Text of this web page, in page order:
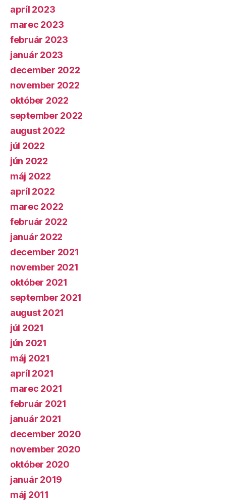
apríl 2023
marec 2023
február 2023
január 2023
december 2022
november 2022
október 2022
september 2022
august 2022
júl 2022
jún 2022
máj 2022
apríl 2022
marec 2022
február 2022
január 2022
december 2021
november 2021
október 2021
september 2021
august 2021
júl 2021
jún 2021
máj 2021
apríl 2021
marec 2021
február 2021
január 2021
december 2020
november 2020
október 2020
január 2019
máj 2011